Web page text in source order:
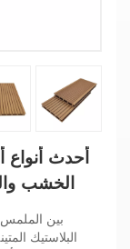
أحدث أنواع
الخشب
البلاستيك